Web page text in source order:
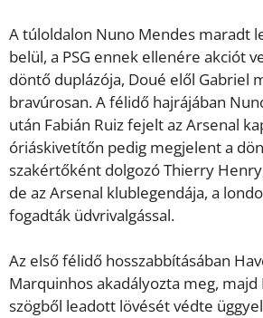
A túloldalon Nuno Mendes maradt
belül, a PSG ennek ellenére akciót
döntő duplázója, Doué elől Gabriel
bravúrosan. A félidő hajrájában
után Fabián Ruiz fejelt az Arsenal
óriáskivetítőn pedig megjelent a
szakértőként dolgozó Thierry
de az Arsenal klublegendája, a
fogadták üdvrivalgással.
Az első félidő hosszabbításában
Marquinhos akadályozta meg, majd
szögből leadott lövését védte